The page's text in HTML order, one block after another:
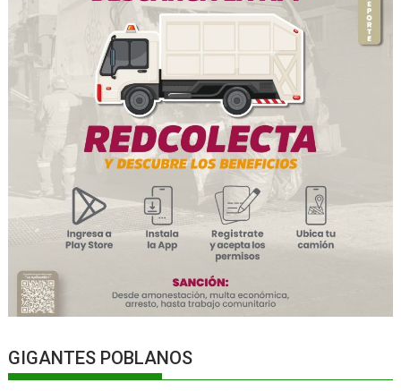
GIGANTES POBLANOS